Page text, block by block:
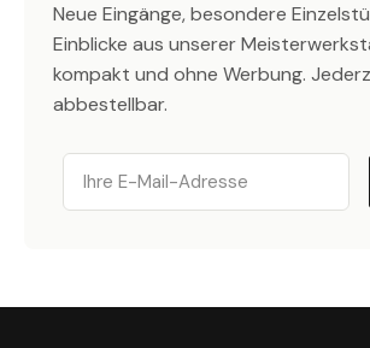
Neue Eingänge, besondere
Einblicke aus unserer
kompakt und ohne Werbung.
abbestellbar.
Email